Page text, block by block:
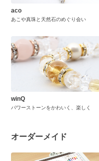
aco
あこや真珠と天然石のめぐり会い
winQ
パワーストーンをかわいく、楽しく
オーダーメイド